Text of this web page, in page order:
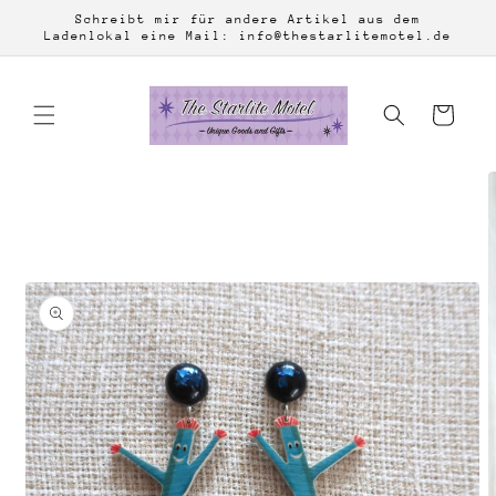
Inhalt
Schreibt mir für andere Artikel aus dem
Ladenlokal eine Mail: info@thestarlitemotel.de
Warenkorb